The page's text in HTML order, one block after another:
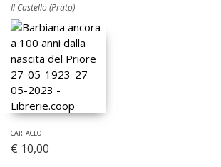
Il Castello (Prato)
CARTACEO
€ 10,00